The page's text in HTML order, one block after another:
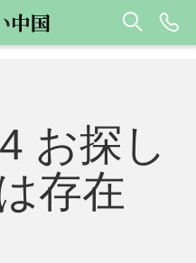
お探し
存在